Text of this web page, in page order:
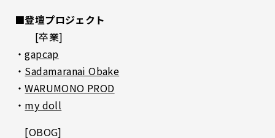
■登壇プロジェクト
[卒業]
・gapcap
・ Sadamaranai Obake
・WARUMONO PROD
・ my doll
[OBOG]